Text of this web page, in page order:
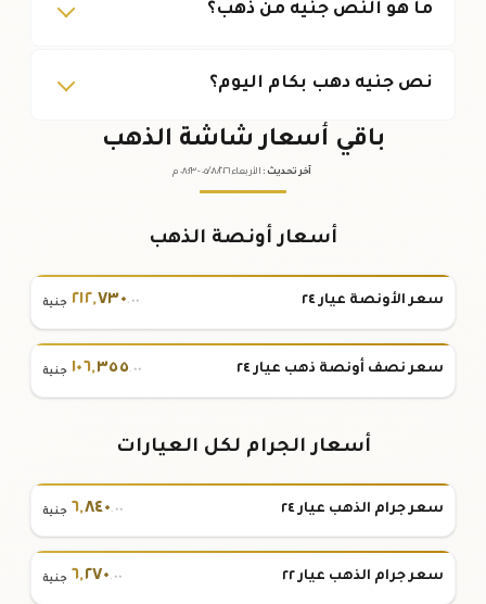
ما هو النص جنيه من ذهب؟
نص جنيه دهب بكام اليوم؟
باقي أسعار شاشة الذهب
آخر تحديث : الأربعاء ٠٥ /٠٨/٢٠٢٦ - ٠٨:٢٣م
أسعار أونصة الذهب
سعر الأونصة عيار ٢٤ ٢١٢ ,٧٣٠.٠٠ جنية
سعر نصف أونصة ذهب عيار ٢٤ ١٠٦,٣٥٥.٠٠ جنية
أسعار الجرام لكل العيارات
سعر جرام الذهب عيار ٢٤ ٦,٨٤٠.٠٠ جنية
سعر جرام الذهب عيار ٢٢ ٦,٢٧٠.٠٠ جنية